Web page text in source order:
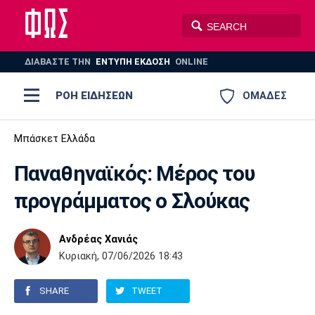
ΔΙΑΒΑΣΤΕ THN ΕΝΤΥΠΗ ΕΚΔΟΣΗ ONLINE
ΟΜΑΔΕΣ
ΡΟΗ ΕΙΔΗΣΕΩΝ
ΠΟΔΟΣΦΑΙΡΟ
ΒΟΛΕΪ ΣΠΟΡ
AUTO-MOTO
Ποδόσφαιρο
Super League 1
Super League 2
Γ Εθνική
Ελλάδα
Μπάσκετ
Ελλάδα
Εθνική
EuroLeague
Ολυμπιακοί Αγώνες
Βόλεϊ
Πόλο
Ολυμπιακός ΑΕΚ ΠΑΟΚ
Παναθηναϊκός Ατρόμητος
Μπάσκετ Ελλάδα
Παναθηναϊκός: Μέρος του
προγράμματος ο Σλούκας
Ανδρέας Χανιάς
Κυριακή, 07/06/2026 18:43
SHARE TWEET